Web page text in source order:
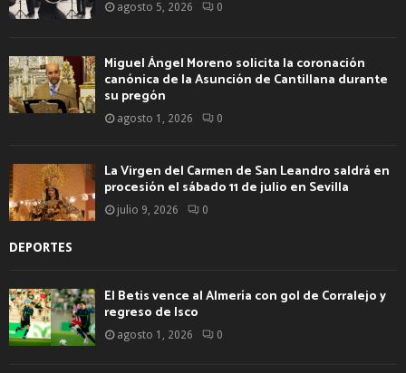
agosto 5, 2026 0
Miguel Ángel Moreno solicita la coronación
canónica de la Asunción de Cantillana durante
su pregón
agosto 1, 2026 0
La Virgen del Carmen de San Leandro saldrá en
procesión el sábado 11 de julio en Sevilla
julio 9, 2026 0
DEPORTES
El Betis vence al Almería con gol de Corralejo y
regreso de Isco
agosto 1, 2026 0